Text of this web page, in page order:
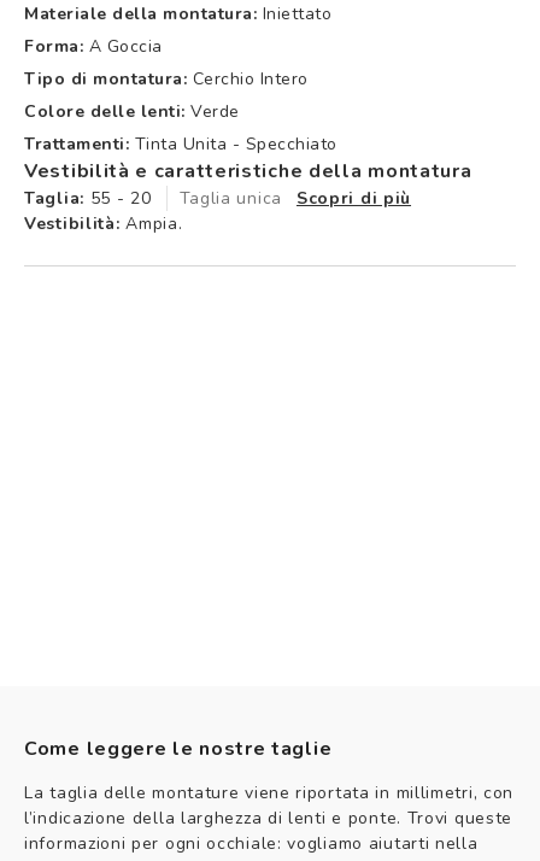
Materiale della montatura: Iniettato
Forma: A Goccia
Tipo di montatura: Cerchio Intero
Colore delle lenti: Verde
Trattamenti: Tinta Unita - Specchiato
Vestibilità e caratteristiche della montatura
Taglia: 55 - 20 Taglia unica
Scopri di più
Vestibilità: Ampia.
Come leggere le nostre taglie
La taglia delle montature viene riportata in millimetri, con
l’indicazione della larghezza di lenti e ponte. Trovi queste
informazioni per ogni occhiale: vogliamo aiutarti nella